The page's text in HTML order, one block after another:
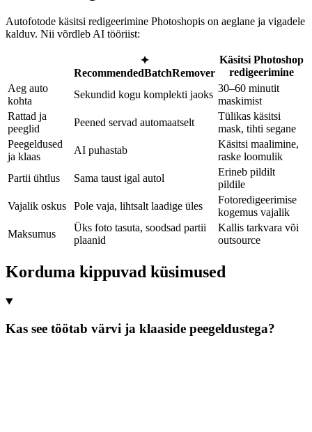
Autofotode käsitsi redigeerimine Photoshopis on aeglane ja vigadele
kalduv. Nii võrdleb AI tööriist:
✦
RecommendedBatchRemover
Käsitsi Photoshop
redigeerimine
Aeg auto
kohta
Sekundid kogu komplekti jaoks
30–60 minutit
maskimist
Rattad ja
peeglid
Peened servad automaatselt
Tülikas käsitsi
mask, tihti segane
Peegeldused
ja klaas
AI puhastab
Käsitsi maalimine,
raske loomulik
Partii ühtlus
Sama taust igal autol
Erineb pildilt
pildile
Vajalik oskus
Pole vaja, lihtsalt laadige üles
Fotoredigeerimise
kogemus vajalik
Maksumus
Üks foto tasuta, soodsad partii
plaanid
Kallis tarkvara või
outsource
Korduma kippuvad küsimused
Kas see töötab värvi ja klaaside peegeldustega?